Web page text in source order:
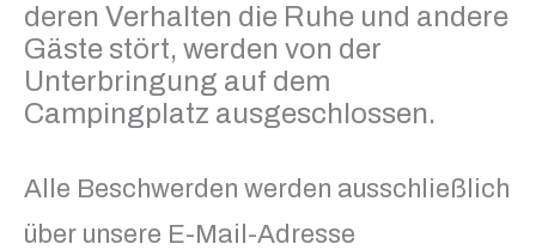
deren Verhalten die Ruhe und andere
Gäste stört, werden von der
Unterbringung auf dem
Campingplatz ausgeschlossen.
Alle Beschwerden werden ausschließlich
über unsere E-Mail-Adresse